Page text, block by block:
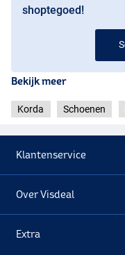
shoptegoed!
Bekijk meer
Korda Schoenen
Klantenservice
Over Visdeal
Extra